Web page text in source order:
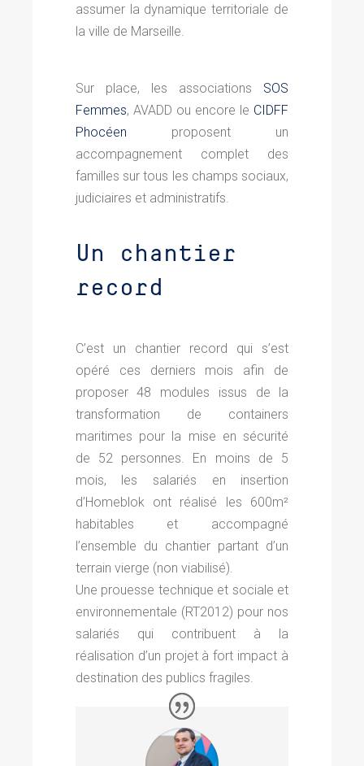
assumer la dynamique territoriale de
la ville de Marseille.
Sur place, les associations SOS
Femmes, AVADD ou encore le CIDFF
Phocéen proposent un
accompagnement complet des
familles sur tous les champs sociaux,
judiciaires et administratifs.
Un chantier
record
C’est un chantier record qui s’est
opéré ces derniers mois afin de
proposer 48 modules issus de la
transformation de containers
maritimes pour la mise en sécurité
de 52 personnes. En moins de 5
mois, les salariés en insertion
d’Homeblok ont réalisé les 600m²
habitables et accompagné
l’ensemble du chantier partant d’un
terrain vierge (non viabilisé).
Une prouesse technique et sociale et
environnementale (RT2012) pour nos
salariés qui contribuent à la
réalisation d’un projet à fort impact à
destination des publics fragiles.